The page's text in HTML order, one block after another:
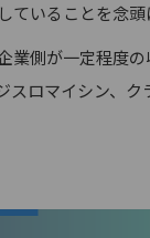
ていることを念
業側が一定程度の
スロマイシン、